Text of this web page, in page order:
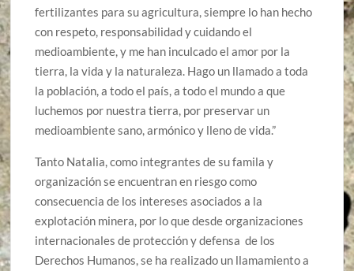
fertilizantes para su agricultura, siempre lo han hecho
con respeto, responsabilidad y cuidando el
medioambiente, y me han inculcado el amor por la
tierra, la vida y la naturaleza. Hago un llamado a toda
la población, a todo el país, a todo el mundo a que
luchemos por nuestra tierra, por preservar un
medioambiente sano, armónico y lleno de vida.”
Tanto Natalia, como integrantes de su famila y
organización se encuentran en riesgo como
consecuencia de los intereses asociados a la
explotación minera, por lo que desde organizaciones
internacionales de protección y defensa de los
Derechos Humanos, se ha realizado un llamamiento a